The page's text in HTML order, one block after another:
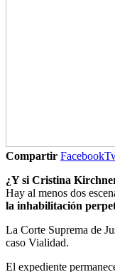
Compartir Facebook
¿Y si Cristina
Hay al menos dos
la inhabilitación
La Corte Suprema de
caso Vialidad.
El expediente